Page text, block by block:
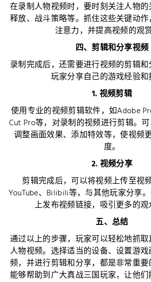
在录制人物视频时，要时刻关注人物
释放、战斗策略等。抓住这些关键动
注意力，并提高视频的观赏
四、剪辑和分享视频
录制完成后，还需要进行视频的剪辑
玩家分享自己的游戏经验和
1. 视频剪辑
使用专业的视频剪辑软件，如Adobe
Cut Pro等，对录制的视频进行剪辑。可
调整画面效果、添加特效等，使视频
度。
2. 视频分享
剪辑完成后，可以将视频上传至视
YouTube、Bilibili等，与其他玩家分享
上发布视频链接，吸引更多的观
五、总结
通过以上的步骤，玩家可以轻松地抓
人物视频。选择适当的设备、设置游
频，并进行剪辑和分享，都是非常重
能够帮助到广大真战三国玩家，让他